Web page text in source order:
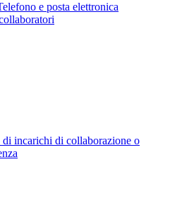
e posta elettronica
incarichi di collaborazione o